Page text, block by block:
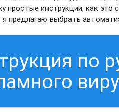
простые инструкции, как это
я предлагаю выбрать
по